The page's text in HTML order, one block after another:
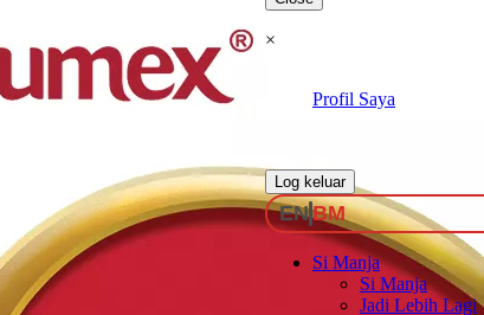
×
Profil Saya
Log keluar
ENBM
Si Manja
Si Manja
Jadi Lebih Lagi